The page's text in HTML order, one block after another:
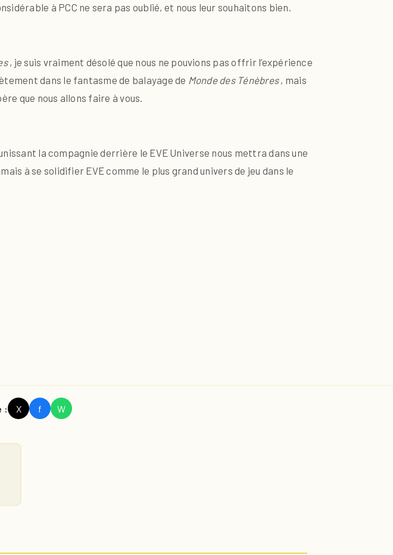
à PCC ne sera pas oublié, et nous leur souhaitons bien.
, je suis vraiment désolé que nous ne pouvions pas offrir l’expérience
dans le fantasme de balayage de Monde des Ténèbres, mais
que nous allons faire à vous.
la compagnie derrière le EVE Universe nous mettra dans une
à se solidifier EVE comme le plus grand univers de jeu dans le
: X f W